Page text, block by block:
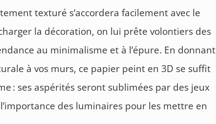
texturé s’accordera facilement avec le
la décoration, on lui prête volontiers des
au minimalisme et à l’épure. En donnant
à vos murs, ce papier peint en 3D se suffit
: ses aspérités seront sublimées par des jeux
des luminaires pour les mettre en